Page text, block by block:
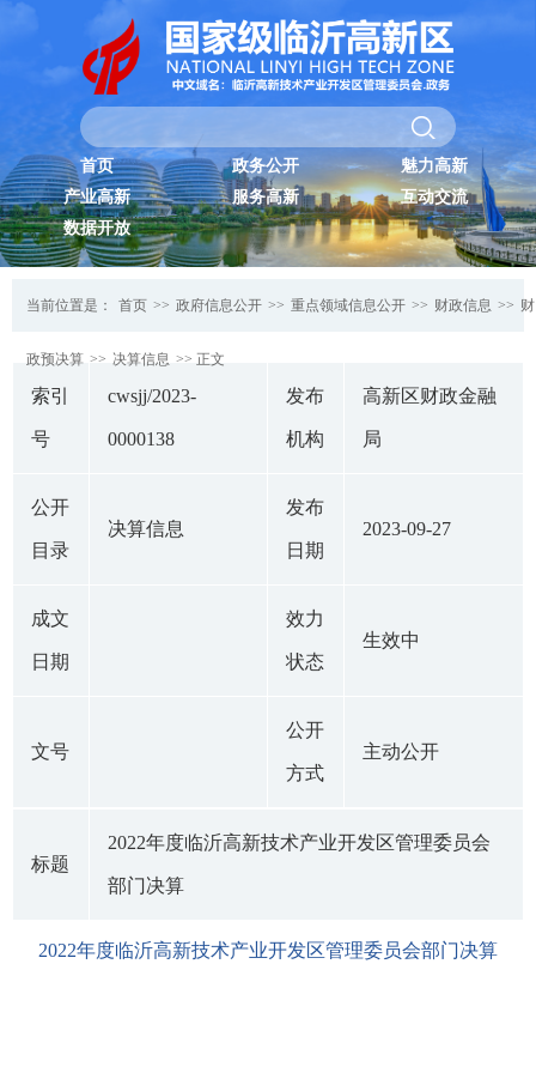
首页 政务公开
魅力高新
产业高新
服务高新
互动交流
数据开放
当前位置是： 首页 >> 政府信息公开 >> 重点领域信息公开 >> 财政信息 >> 财
政预决算 >> 决算信息 >> 正文
索引
号
cwsjj/2023-
0000138
发布
机构
高新区财政金融
局
公开
目录
决算信息
发布
日期
2023-09-27
成文
日期
效力
状态
生效中
文号
公开
方式
主动公开
标题
2022年度临沂高新技术产业开发区管理委员会
部门决算
2022年度临沂高新技术产业开发区管理委员会部门决算